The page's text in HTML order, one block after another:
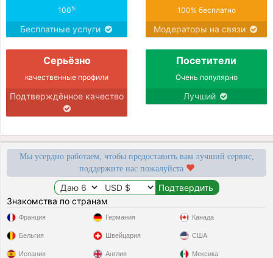
100%
Бесплатные услуги
100% бесплатно
Модераторы на связи
Серьёзно
качественные профили
Подтверждённое качество
Посетители
Очень популярно
Лучший
Мы усердно работаем, чтобы предоставить вам лучший сервис,
поддержите нас пожалуйста
Знакомства по странам
Франция
Бельгия
Испания
Германия
Швейцария
Англия
Канада
США
Мексика